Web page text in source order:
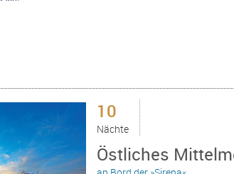
10
Nächte
Östliches